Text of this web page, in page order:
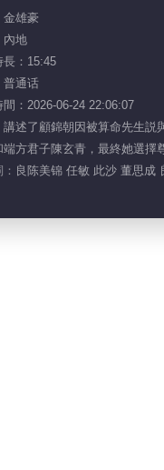
金雄豪
內地
長：15:45
普通话
間：2026-06-24 22:06:07
講述了顧錦朝因被算命先生説
端方君子陳玄青，最終她選擇
良陈美锦 任敏 此沙 董思成